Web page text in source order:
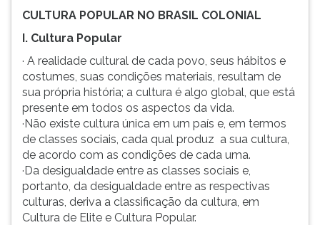
CULTURA POPULAR NO BRASIL COLONIAL
I. Cultura Popular
· A realidade cultural de cada povo, seus hábitos e
costumes, suas condições materiais, resultam de
sua própria história; a cultura é algo global, que está
presente em todos os aspectos da vida.
·Não existe cultura única em um país e, em termos
de classes sociais, cada qual produz a sua cultura,
de acordo com as condições de cada uma.
·Da desigualdade entre as classes sociais e,
portanto, da desigualdade entre as respectivas
culturas, deriva a classificação da cultura, em
Cultura de Elite e Cultura Popular.